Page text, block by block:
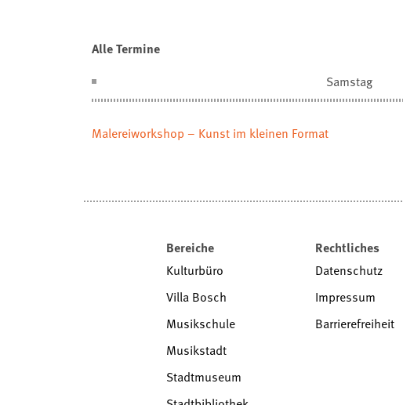
Alle Termine
Samstag
Malereiworkshop – Kunst im kleinen Format
Bereiche
Kulturbüro
Villa Bosch
Musikschule
Musikstadt
Stadtmuseum
Rechtliches
Datenschutz
Impressum
Barrierefreiheit